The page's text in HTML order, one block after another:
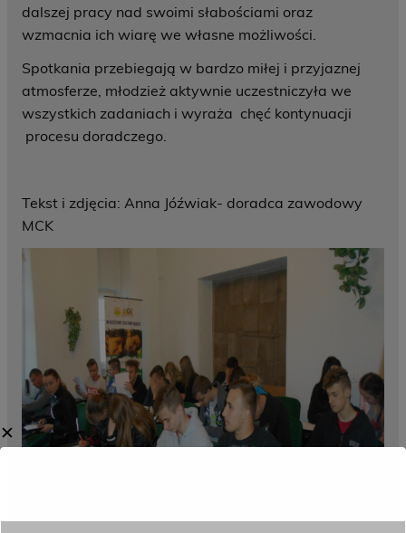
dalszej pracy nad swoimi słabościami oraz
wzmacnia ich wiarę we własne możliwości.
Spotkania przebiegają w bardzo miłej i przyjaznej
atmosferze, młodzież aktywnie uczestniczyła we
wszystkich zadaniach i wyraża chęć kontynuacji
procesu doradczego.
Tekst i zdjęcia: Anna Jóźwiak- doradca zawodowy
MCK
✕